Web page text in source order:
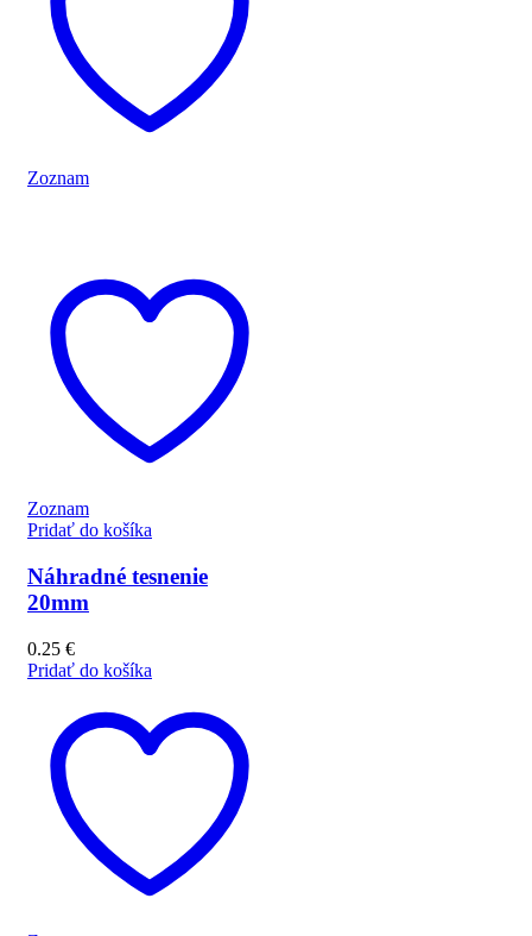
Zoznam
Zoznam
Pridať do košíka
Náhradné tesnenie
20mm
0.25 €
Pridať do košíka